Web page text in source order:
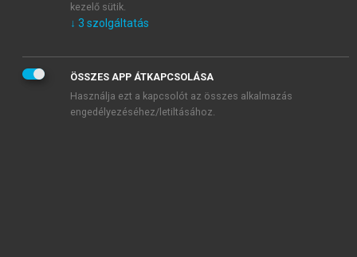
KIPRÓBÁLOM
kezelő sütik.
↓ 3 szolgáltatás
ÖSSZES APP ÁTKAPCSOLÁSA
Használja ezt a kapcsolót az összes alkalmazás
engedélyezéséhez/letiltásához.